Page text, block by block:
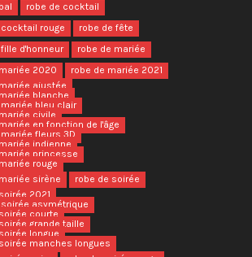
robe de cocktail
cocktail rouge
robe de fête
d'honneur
robe de mariée
2020
robe de mariée 2021
ajustée
blanche
mariée bleu clair
civile
en fonction de l'âge
mariée fleurs 3D
indienne
princesse
rouge
sirène
robe de soirée
2021
soirée asymétrique
courte
grande taille
longue
manches longues